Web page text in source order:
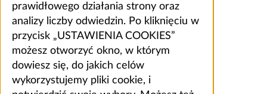
prawidłowego działania strony oraz
analizy liczby odwiedzin. Po kliknięciu w
przycisk „USTAWIENIA COOKIES”
możesz otworzyć okno, w którym
dowiesz się, do jakich celów
wykorzystujemy pliki cookie, i